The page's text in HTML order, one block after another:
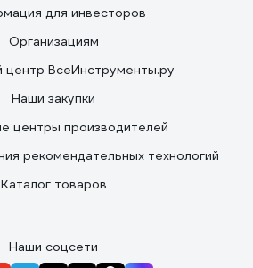
для инвесторов
Организациям
центр ВсеИнструменты.ру
Наши закупки
центры производителей
рекомендательных технологий
Каталог товаров
Наши соцсети